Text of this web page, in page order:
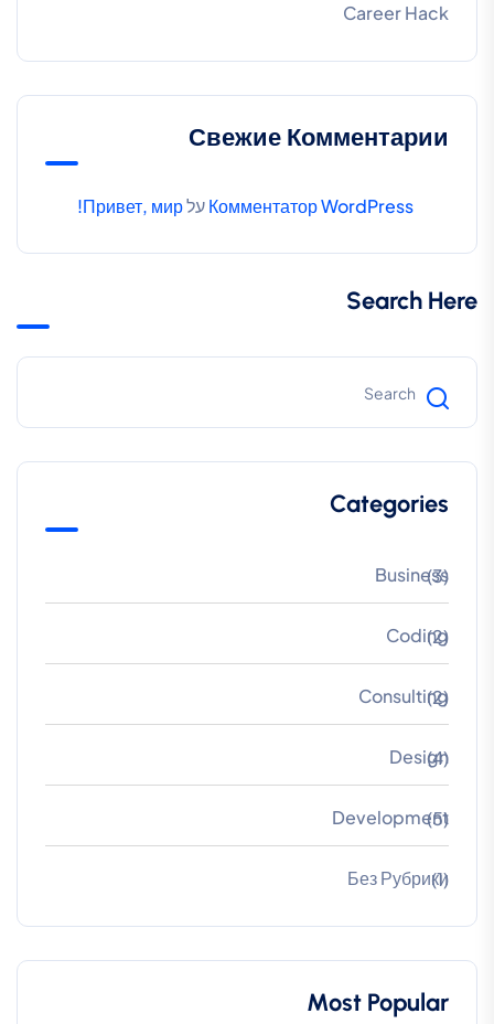
Career Hack
Свежие Комментарии
Комментатор WordPressעלПривет, мир!
Search Here
Categories
Business
(3)
Coding
(2)
Consulting
(2)
Design
(4)
Development
(5)
Без Рубрики
(1)
Most Popular